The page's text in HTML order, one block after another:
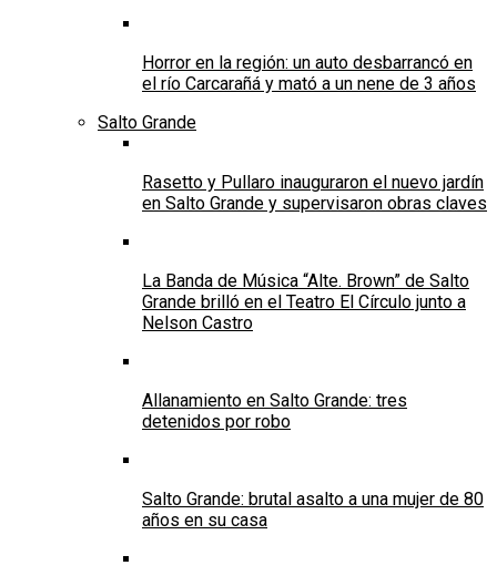
Horror en la región: un auto desbarrancó en
el río Carcarañá y mató a un nene de 3 años
Salto Grande
Rasetto y Pullaro inauguraron el nuevo jardín
en Salto Grande y supervisaron obras claves
La Banda de Música “Alte. Brown” de Salto
Grande brilló en el Teatro El Círculo junto a
Nelson Castro
Allanamiento en Salto Grande: tres
detenidos por robo
Salto Grande: brutal asalto a una mujer de 80
años en su casa